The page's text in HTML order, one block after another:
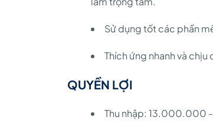
Sử dụng tốt các phần
Thích ứng nhanh và
QUYỀN LỢI
Thu nhập: